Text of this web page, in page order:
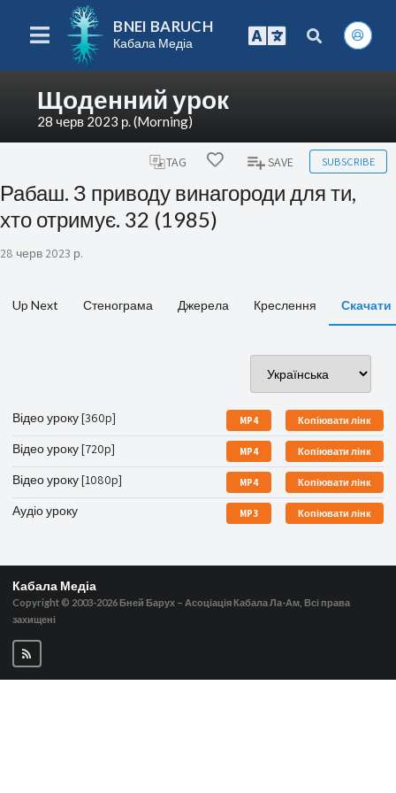
BNEI BARUCH
Кабала Медіа
Щоденний урок
28 черв 2023 р. (Morning)
TAG SAVE SUBSCRIBE
Рабаш. З приводу винагороди для ти,
хто отримує. 32 (1985)
28 черв 2023 р.
Up Next Стенограма Джерела Креслення Скачати
Відео уроку [360p] MP4 Копіювати лінк
Відео уроку [720p] MP4 Копіювати лінк
Відео уроку [1080p] MP4 Копіювати лінк
Аудіо уроку MP3 Копіювати лінк
Кабала Медіа
Copyright © 2003-2026 Бней Барух – Асоціація Кабала Ла-Ам, Всі права
захищені